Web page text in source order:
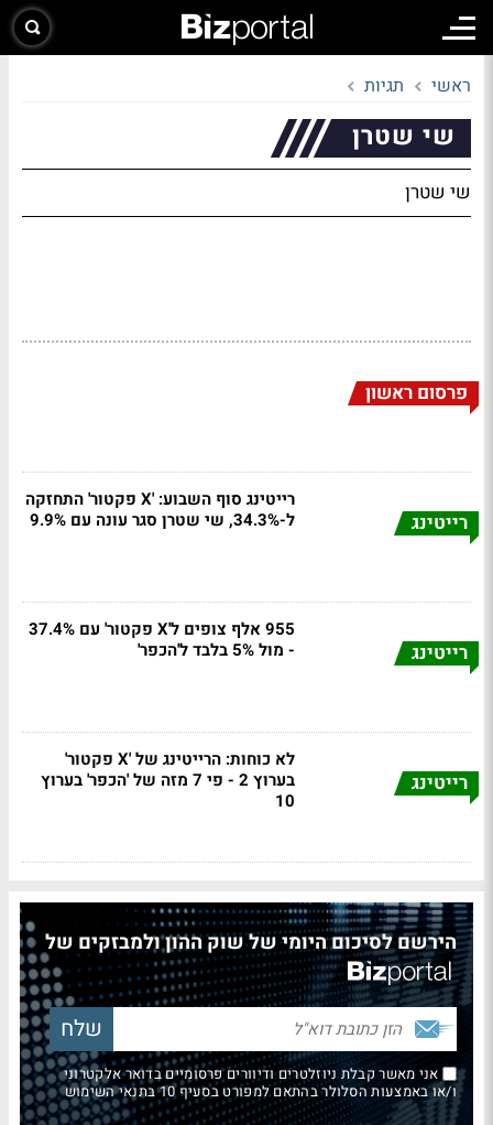
ראשי תגיות
שי שטרן
שי שטרן
פרסום ראשון
רייטינג
רייטינג סוף השבוע: 'X פקטור' התחזקה
ל-34.3%, שי שטרן סגר עונה עם 9.9%
רייטינג
955 אלף צופים ל'X פקטור' עם 37.4%
- מול 5% בלבד ל'הכפר'
רייטינג
לא כוחות: הרייטינג של 'X פקטור'
בערוץ 2 - פי 7 מזה של 'הכפר' בערוץ
10
הירשם לסיכום היומי של שוק ההון ולמבזקים של
אני מאשר קבלת ניוזלטרים ודיוורים פרסומיים בדואר אלקטרוני
ו/או באמצעות הסלולר בהתאם למפורט בסעיף 10 בתנאי השימוש